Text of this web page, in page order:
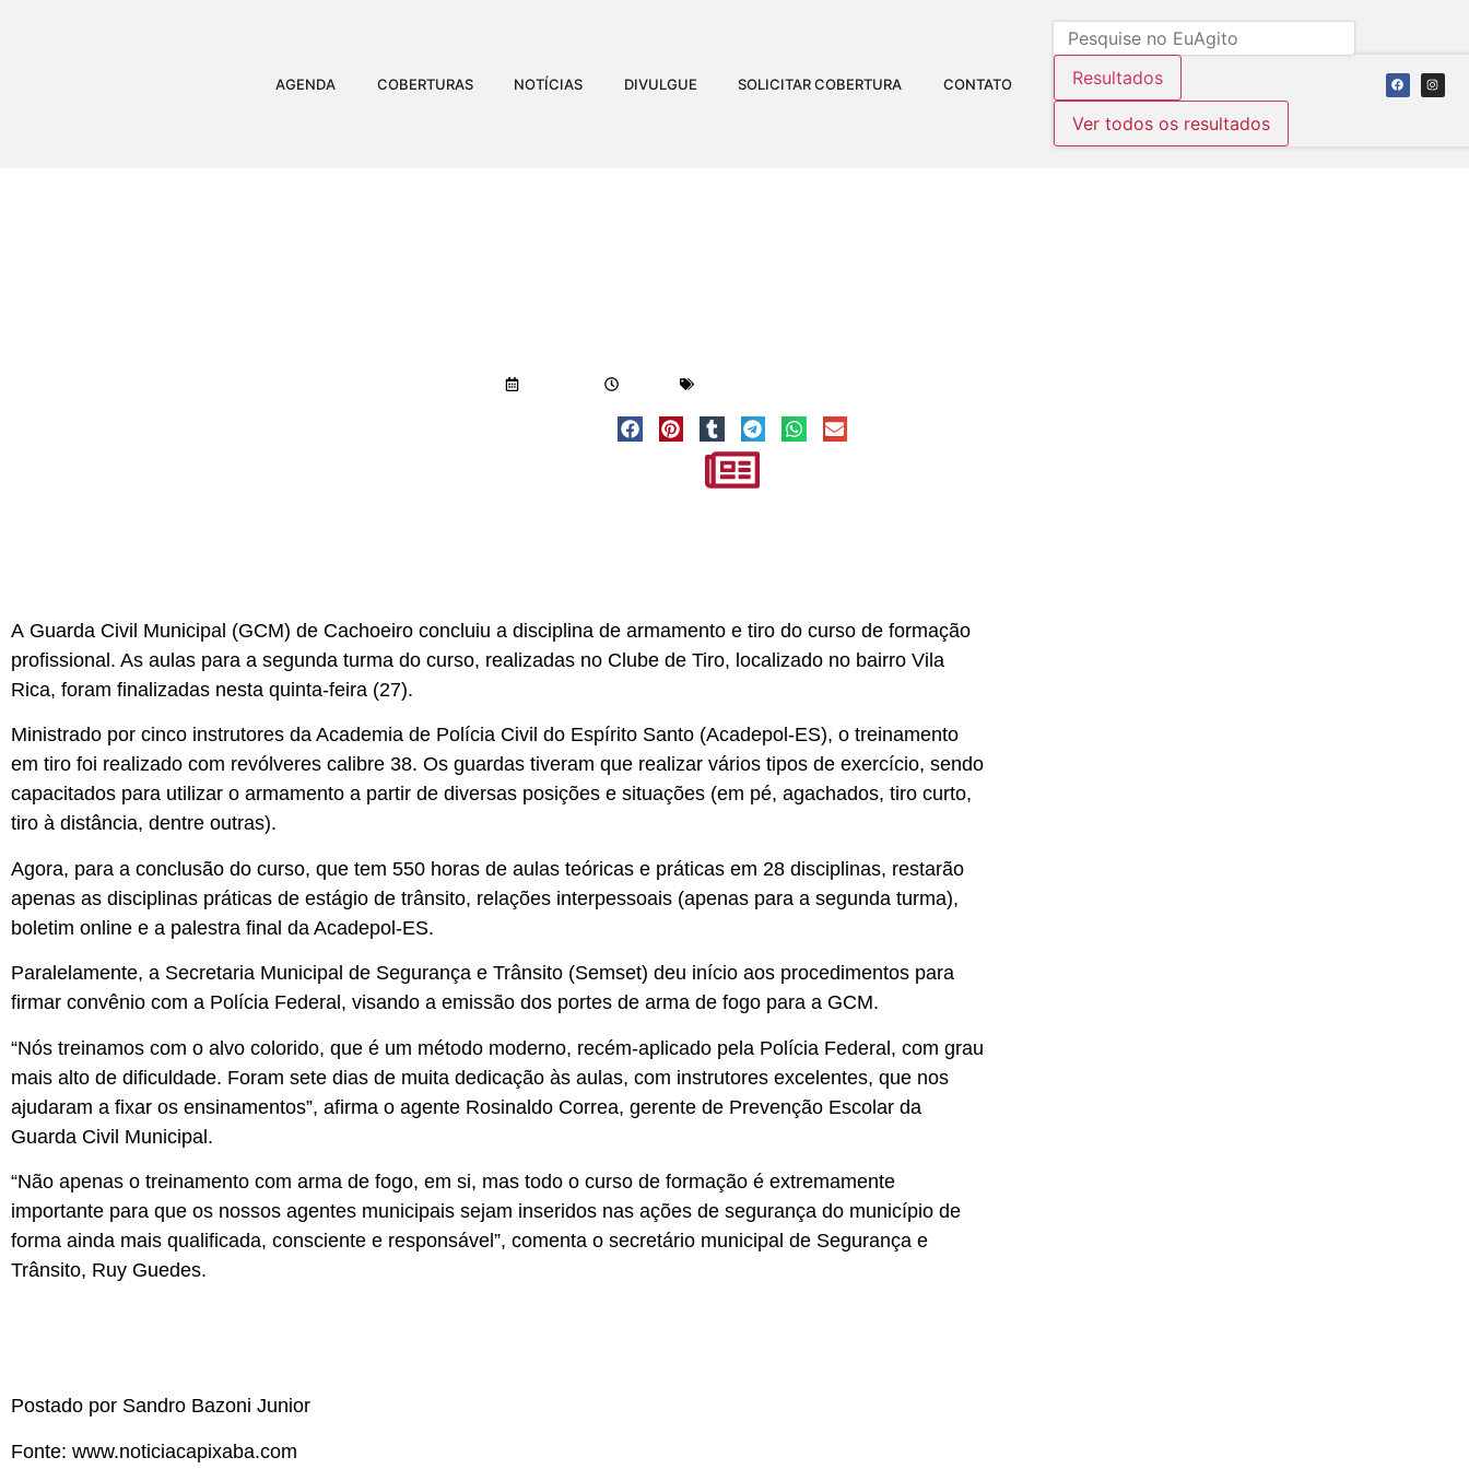
AGENDA COBERTURAS NOTÍCIAS DIVULGUE SOLICITAR COBERTURA CONTATO Resultados
Ver todos os resultados
7:26 am
A Guarda Civil Municipal (GCM) de Cachoeiro concluiu a disciplina de armamento e tiro do curso de formação
profissional. As aulas para a segunda turma do curso, realizadas no Clube de Tiro, localizado no bairro Vila
Rica, foram finalizadas nesta quinta-feira (27).
Ministrado por cinco instrutores da Academia de Polícia Civil do Espírito Santo (Acadepol-ES), o treinamento
em tiro foi realizado com revólveres calibre 38. Os guardas tiveram que realizar vários tipos de exercício, sendo
capacitados para utilizar o armamento a partir de diversas posições e situações (em pé, agachados, tiro curto,
tiro à distância, dentre outras).
Agora, para a conclusão do curso, que tem 550 horas de aulas teóricas e práticas em 28 disciplinas, restarão
apenas as disciplinas práticas de estágio de trânsito, relações interpessoais (apenas para a segunda turma),
boletim online e a palestra final da Acadepol-ES.
Paralelamente, a Secretaria Municipal de Segurança e Trânsito (Semset) deu início aos procedimentos para
firmar convênio com a Polícia Federal, visando a emissão dos portes de arma de fogo para a GCM.
“Nós treinamos com o alvo colorido, que é um método moderno, recém-aplicado pela Polícia Federal, com grau
mais alto de dificuldade. Foram sete dias de muita dedicação às aulas, com instrutores excelentes, que nos
ajudaram a fixar os ensinamentos”, afirma o agente Rosinaldo Correa, gerente de Prevenção Escolar da
Guarda Civil Municipal.
“Não apenas o treinamento com arma de fogo, em si, mas todo o curso de formação é extremamente
importante para que os nossos agentes municipais sejam inseridos nas ações de segurança do município de
forma ainda mais qualificada, consciente e responsável”, comenta o secretário municipal de Segurança e
Trânsito, Ruy Guedes.
Postado por Sandro Bazoni Junior
Fonte: www.noticiacapixaba.com